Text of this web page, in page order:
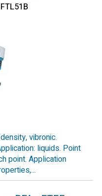
vibronic.
liquids. Point
point. Application